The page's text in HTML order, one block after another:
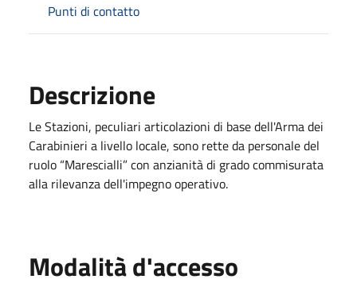
Punti di contatto
Descrizione
Le Stazioni, peculiari articolazioni di base dell'Arma dei
Carabinieri a livello locale, sono rette da personale del
ruolo “Marescialli” con anzianità di grado commisurata
alla rilevanza dell'impegno operativo.
Modalità d'accesso